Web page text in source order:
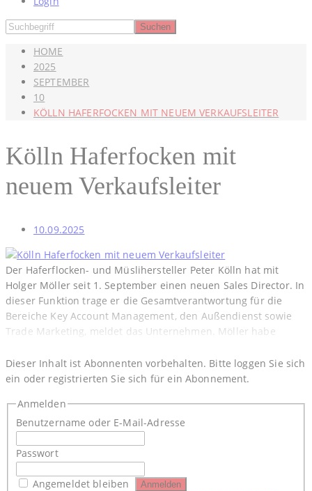
HOME
2025
SEPTEMBER
10
KÖLLN HAFERFOCKEN MIT NEUEM VERKAUFSLEITER
Kölln Haferfocken mit
neuem Verkaufsleiter
10.09.2025
Der Haferflocken- und Müslihersteller Peter Kölln hat mit
Holger Möller seit 1. September einen neuen Sales Director. In
dieser Funktion trage er die Gesamtverantwortung für die
Bereiche Key Account Management, den Außendienst sowie
Trade Marketing, meldet das Unternehmen. Möller habe
Dieser Inhalt ist Abonnenten vorbehalten. Bitte loggen Sie sich
ein oder registrierten Sie sich für ein Abonnement.
Anmelden
Benutzername oder E-Mail-Adresse
Passwort
Angemeldet bleiben